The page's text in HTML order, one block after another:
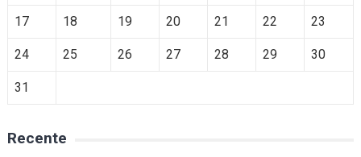
17 18 19 20 21 22 23
24 25 26 27 28 29 30
31
Recente